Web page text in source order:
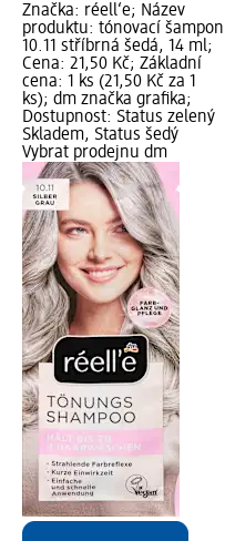
Značka: réell‘e; Název
produktu: tónovací šampon
10.11 stříbrná šedá, 14 ml;
Cena: 21,50 Kč; Základní
cena: 1 ks (21,50 Kč za 1
ks); dm značka grafika;
Dostupnost: Status zelený
Skladem, Status šedý
Vybrat prodejnu dm